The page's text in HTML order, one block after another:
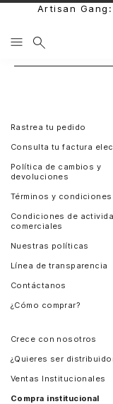
Artisan
Rastrea tu pedido
Consulta tu factura
Política de cambios y
devoluciones
Términos y condiciones
Condiciones de
comerciales
Nuestras políticas
Línea de transparencia
Contáctanos
¿Cómo comprar?
Crece con nosotros
¿Quieres ser
Ventas Institucionales
Compra institucional